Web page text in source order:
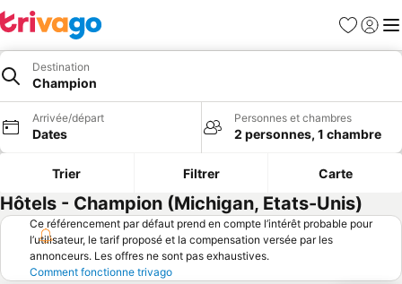
Favoris
Se
Destination
Champion
Arrivée/départ
Dates
Personnes et chambres
2 personnes, 1 chambre
Trier Filtrer Carte
Hôtels - Champion (Michigan, Etats-Unis)
Ce référencement par défaut prend en compte l’intérêt probable pour
l’utilisateur, le tarif proposé et la compensation versée par les
annonceurs. Les offres ne sont pas exhaustives.
Comment fonctionne trivago